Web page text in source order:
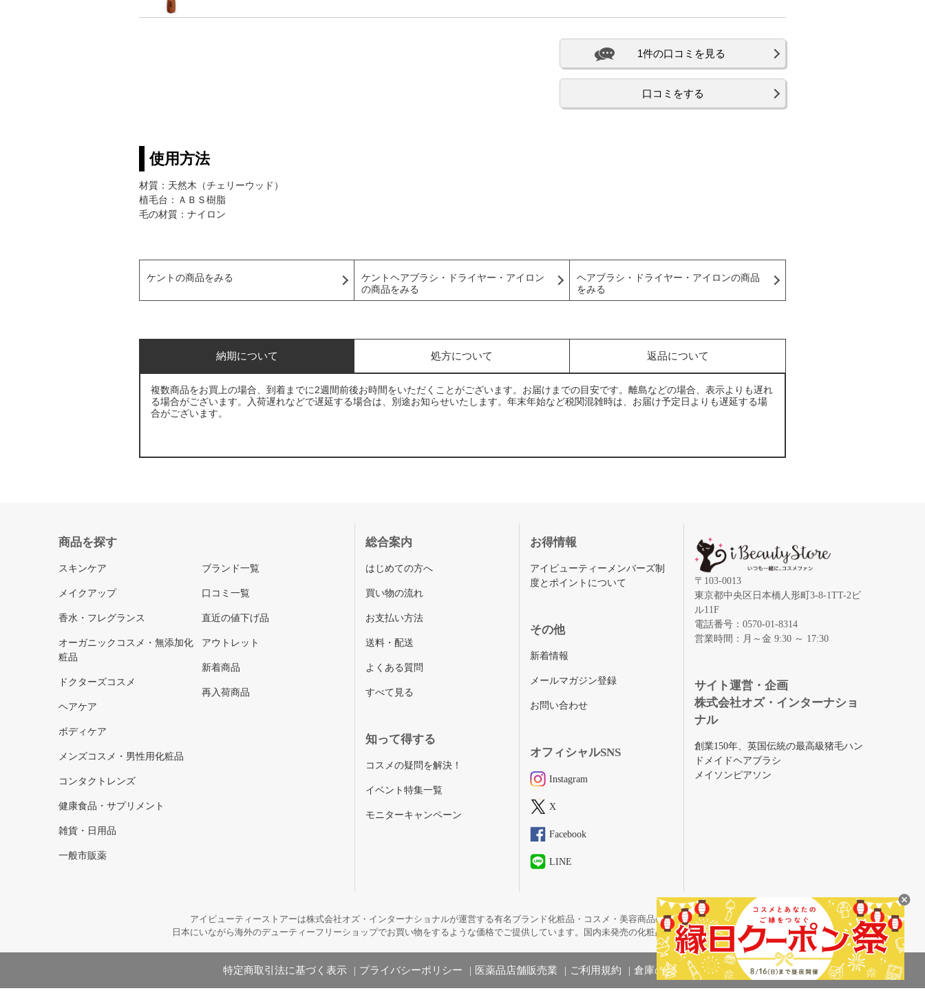
1件の口コミを見る
口コミをする
使用方法
材質：天然木（チェリーウッド）
植毛台：ＡＢＳ樹脂
毛の材質：ナイロン
ケントの商品をみる
ケントヘアブラシ・ドライヤー・アイロン
の商品をみる
ヘアブラシ・ドライヤー・アイロンの商品
をみる
納期について 処方について 返品について
複数商品をお買上の場合、到着までに2週間前後お時間をいただくことがございます。お届けまでの目安です。離島などの場合、表示よりも遅れ
る場合がございます。入荷遅れなどで遅延する場合は、別途お知らせいたします。年末年始など税関混雑時は、お届け予定日よりも遅延する場
合がございます。
商品を探す
スキンケア
メイクアップ
香水・フレグランス
オーガニックコスメ・無添加化
粧品
ドクターズコスメ
ヘアケア
ボディケア
メンズコスメ・男性用化粧品
コンタクトレンズ
健康食品・サプリメント
雑貨・日用品
一般市販薬
ブランド一覧
口コミ一覧
直近の値下げ品
アウトレット
新着商品
再入荷商品
総合案内
はじめての方へ
買い物の流れ
お支払い方法
送料・配送
よくある質問
すべて見る
知って得する
コスメの疑問を解決！
イベント特集一覧
モニターキャンペーン
お得情報
アイビューティーメンバーズ制
度とポイントについて
その他
新着情報
メールマガジン登録
お問い合わせ
オフィシャルSNS
Instagram
X
Facebook
LINE
〒103-0013
東京都中央区日本橋人形町3-8-1TT-2ビ
ル11F
電話番号：0570-01-8314
営業時間：月～金 9:30 ～ 17:30
サイト運営・企画
株式会社オズ・インターナショ
ナル
創業150年、英国伝統の最高級猪毛ハン
ドメイドヘアブラシ
メイソンピアソン
アイビューティーストアーは株式会社オズ・インターナショナルが運営する有名ブランド化粧品・コスメ・美容商品の通販サイトです。
日本にいながら海外のデューティーフリーショップでお買い物をするような価格でご提供しています。国内未発売の化粧品も取り揃えています。
特定商取引法に基づく表示 プライバシーポリシー 医薬品店舗販売業 ご利用規約 倉庫の管理体制